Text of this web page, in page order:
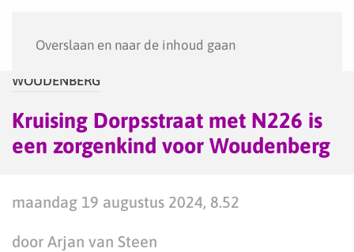
Overslaan en naar de inhoud gaan
WOUDENBERG
Kruising Dorpsstraat met N226 is
een zorgenkind voor Woudenberg
maandag 19 augustus 2024, 8.52
door Arjan van Steen